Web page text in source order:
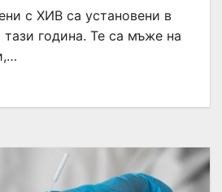
с ХИВ са установени в
година. Те са мъже на